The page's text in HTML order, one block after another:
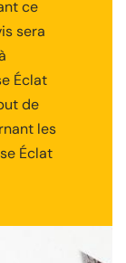
ce
sera
Éclat
de
les
Éclat